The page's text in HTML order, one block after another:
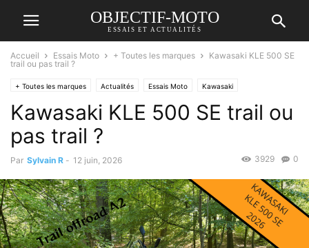
OBJECTIF-MOTO
ESSAIS ET ACTUALITÉS
Accueil Essais Moto + Toutes les marques
Kawasaki KLE 500 SE
trail ou pas trail ?
+ Toutes les marques Actualités Essais Moto Kawasaki
Kawasaki KLE 500 SE trail ou
pas trail ?
Par Sylvain R - 12 juin, 2026 0
3929